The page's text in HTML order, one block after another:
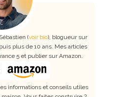
(voir bio), blogueur sur
plus de 10 ans. Mes articles
5 et publier sur Amazon.
informations et conseils utiles